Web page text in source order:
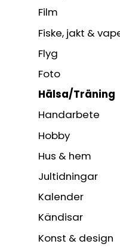
Film
Fiske, jakt &
Flyg
Foto
Hälsa/Träning
Handarbete
Hobby
Hus & hem
Jultidningar
Kalender
Kändisar
Konst & design